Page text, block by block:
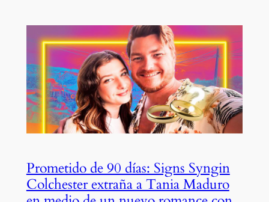
Prometido de 90 días: Signs Syngin
Colchester extraña a Tania Maduro